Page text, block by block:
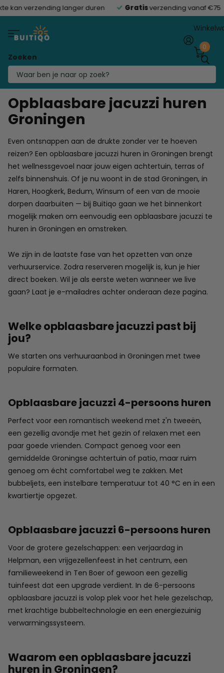
kan verzending langer duren Gratisverzending vanaf €75
Zoeken
0
Homepage Opblaasbare jacuzzi huren Groningen
Opblaasbare jacuzzi huren
Groningen
Even ontsnappen aan de drukte zonder ver te hoeven
reizen? Een opblaasbare jacuzzi huren in Groningen brengt
het wellnessgevoel naar jouw eigen achtertuin, terras of
zelfs binnenshuis. Of je nu woont in de stad Groningen, in
Haren, Hoogkerk, Bedum, Winsum of een van de mooie
dorpen daarbuiten — bij Buitiqo gaan we het binnenkort
mogelijk maken om eenvoudig een opblaasbare jacuzzi te
huren in Groningen en omstreken.
We zijn in de laatste fase van het opzetten van onze
verhuurservice. Zodra reserveren mogelijk is, kun je hier
direct boeken. Wil je als eerste weten wanneer we live
gaan? Laat je e-mailadres achter onderaan deze pagina.
Welke opblaasbare jacuzzi past bij
jou?
We starten ons verhuuraanbod in Groningen met twee
populaire formaten.
Opblaasbare jacuzzi 4-persoons huren
Perfect voor een romantisch weekend met z'n tweeën,
een gezellig avondje met het gezin of relaxen met een
paar goede vrienden. Compact genoeg voor een
gemiddelde Groningse achtertuin of patio, maar ruim
genoeg om écht comfortabel weg te zakken. Met
bubbeljets, een instelbare temperatuur tot 40 °C en in een
kwartiertje opgezet.
Opblaasbare jacuzzi 6-persoons huren
Voor de grotere gezelschappen: een verjaardag in
Helpman, een vrijgezellenfeest in het centrum, een
familieweekend in Ten Boer of gewoon een gezellig
tuinfeest dat een upgrade verdient. In de 6-persoons
opblaasbare jacuzzi is volop plek voor het hele gezelschap,
met krachtige bubbeltechnologie en een energiezuinig
verwarmingssysteem.
Waarom een opblaasbare jacuzzi
huren in Groningen?